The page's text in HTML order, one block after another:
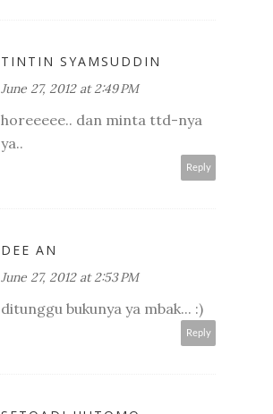
TINTIN SYAMSUDDIN
June 27, 2012 at 2:49 PM
horeeeee.. dan minta ttd-nya
ya..
Reply
DEE AN
June 27, 2012 at 2:53 PM
ditunggu bukunya ya mbak... :)
Reply